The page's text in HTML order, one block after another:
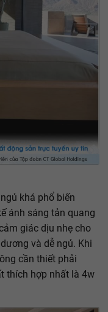
khá phổ biến
ánh sáng tản quang
giác dịu nhẹ cho
và dễ ngủ. Khi
cần thiết phải
thích hợp nhất là 4w